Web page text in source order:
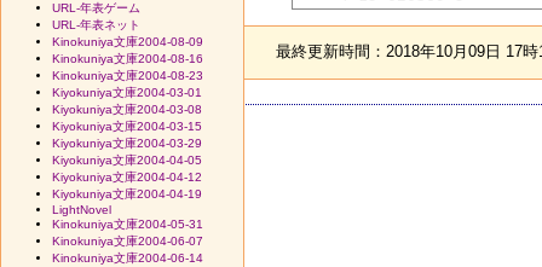
最終更新時間：2018年10月09日 17
URL-年表ゲーム
URL-年表ネット
Kinokuniya文庫2004-08-09
Kinokuniya文庫2004-08-16
Kinokuniya文庫2004-08-23
Kiyokuniya文庫2004-03-01
Kiyokuniya文庫2004-03-08
Kiyokuniya文庫2004-03-15
Kiyokuniya文庫2004-03-29
Kiyokuniya文庫2004-04-05
Kiyokuniya文庫2004-04-12
Kiyokuniya文庫2004-04-19
LightNovel
Kinokuniya文庫2004-05-31
Kinokuniya文庫2004-06-07
Kinokuniya文庫2004-06-14